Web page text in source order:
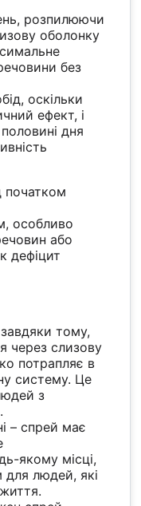
розпилюючи
оболонку
без
оскільки
ефект, і
дня
особливо
або
дефіцит
тому,
через слизову
потрапляє в
систему. Це
з
– спрей має
якому місці,
людей, які